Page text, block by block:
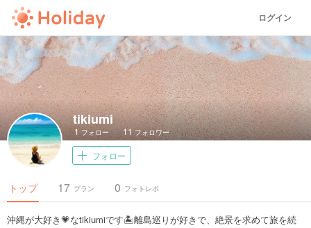
ログイン
tikiumi
1 フォロー 11フォロワー
フォロー
トップ プラン
17 フォトレポ
0
沖縄が大好き💗なtikiumiです🏝離島巡りが好きで、絶景を求めて旅を続